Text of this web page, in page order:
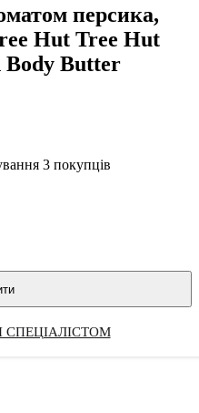
персика,
Hut Tree Hut
Body Butter
3 покупців
СПЕЦІАЛІСТОМ